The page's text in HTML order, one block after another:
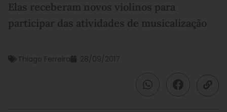
Elas receberam novos violinos para
participar das atividades de musicalização
Thiago Ferreira 28/09/2017